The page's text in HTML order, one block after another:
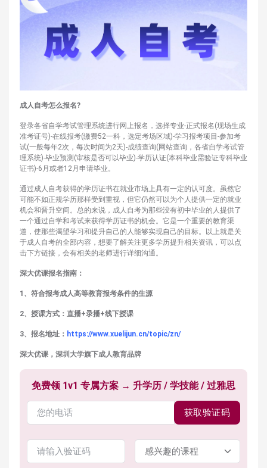
成人自考怎么报名?
登录各省自学考试管理系统进行网上报名，选择专业-正式报名(现场生成
准考证号)-在线报考(缴费52一科，选定考场区域)-学习报考项目-参加考
试(一般每年2次，每次时间为2天)-成绩查询(网站查询，各省自学考试管
理系统)-毕业预测(审核是否可以毕业)-学历认证(本科毕业需验证专科毕业
证书)-6月或者12月申请毕业。
通过成人自考获得的学历证书在就业市场上具有一定的认可度。虽然它
可能不如正规学历那样受到重视，但它仍然可以为个人提供一定的就业
机会和晋升空间。总的来说，成人自考为那些没有初中毕业的人提供了
一个通过自学和考试来获得学历证书的机会。它是一个重要的教育渠
道，使那些渴望学习和提升自己的人能够实现自己的目标。以上就是关
于成人自考的全部内容，想要了解关注更多学历提升相关资讯，可以点
击下方链接，会有相关的老师进行详细沟通。
深大优课报名指南：
1、符合报考成人高等教育报考条件的生源
2、授课方式：直播+录播+线下授课
3、报名地址： https://www.xuelijun.cn/topic/zn/
深大优课，深圳大学旗下成人教育品牌
免费领 1v1 专属方案 → 升学历 / 学技能 / 过雅思
获取验证码